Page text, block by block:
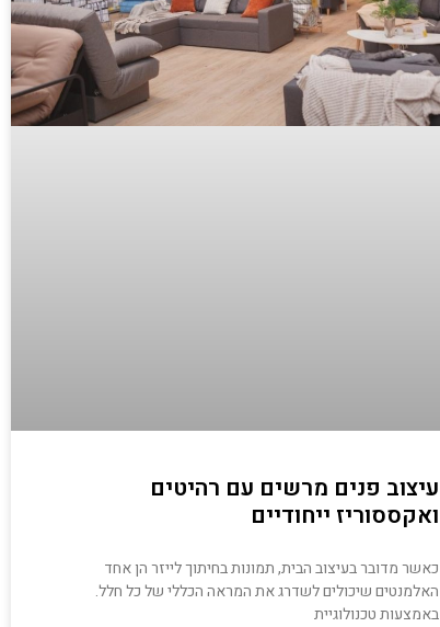
עיצוב פנים מרשים עם רהיטים
ואקססוריז ייחודיים
כאשר מדובר בעיצוב הבית, תמונות בחיתוך לייזר הן אחד
האלמנטים שיכולים לשדרג את המראה הכללי של כל חלל.
באמצעות טכנולוגיית